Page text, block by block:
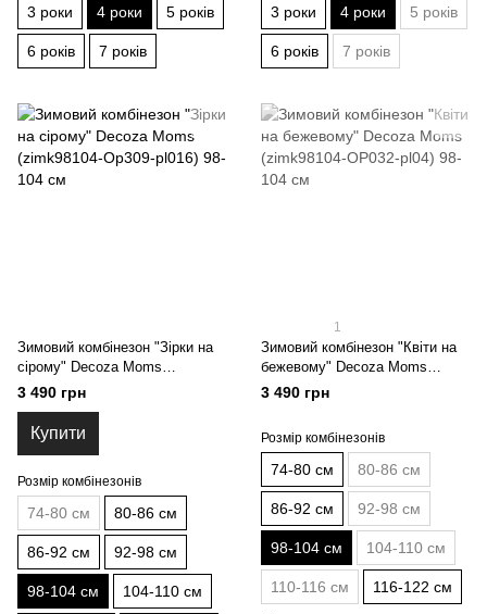
3 роки 4 роки 5 років
6 років 7 років
3 роки 4 роки 5 років
6 років 7 років
Зимовий комбінезон "Зірки на
сірому" Decoza Moms
(zimk98104-Op309-pl016) 98-104
3 490 грн
Купити
Розмір комбінезонів
74-80 см 80-86 см
86-92 см 92-98 см
98-104 см 104-110 см
1
Зимовий комбінезон "Квіти на
бежевому" Decoza Moms
(zimk98104-OP032-pl04) 98-104
3 490 грн
Розмір комбінезонів
74-80 см 80-86 см
86-92 см 92-98 см
98-104 см 104-110 см
110-116 см 116-122 см